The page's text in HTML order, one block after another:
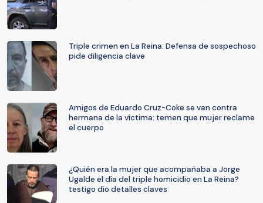
Triple crimen en La Reina: Defensa de sospechoso
pide diligencia clave
Amigos de Eduardo Cruz-Coke se van contra
hermana de la víctima: temen que mujer reclame
el cuerpo
¿Quién era la mujer que acompañaba a Jorge
Ugalde el día del triple homicidio en La Reina?
testigo dio detalles claves